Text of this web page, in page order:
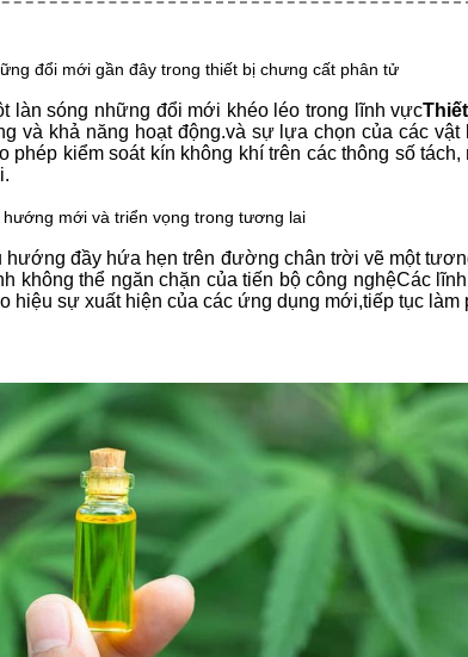
đổi mới gần đây trong thiết bị chưng cất phân tử
làn sóng những đổi mới khéo léo trong lĩnh vực
và khả năng hoạt động.và sự lựa chọn của các
phép kiểm soát kín không khí trên các thông số
hướng mới và triển vọng trong tương lai
hướng đầy hứa hẹn trên đường chân trời vẽ một
không thể ngăn chặn của tiến bộ công nghệCác
hiệu sự xuất hiện của các ứng dụng mới,tiếp tục